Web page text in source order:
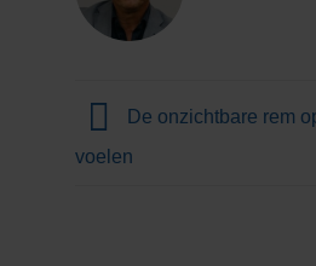
De onzichtbare rem
voelen